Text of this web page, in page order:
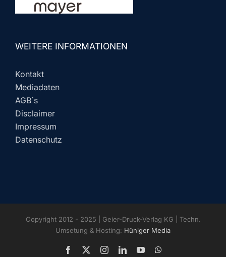
WEITERE INFORMATIONEN
Kontakt
Mediadaten
AGB´s
Disclaimer
Impressum
Datenschutz
Copyright 2012 - 2025 | Geier-Druck-Verlag KG | Techn.
Umsetung & Hosting: Hüniger Media
Facebook InstagramLinkedInYouTube